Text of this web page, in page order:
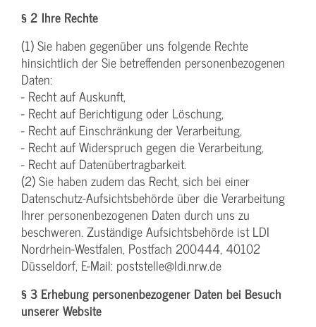
§ 2 Ihre Rechte
(1) Sie haben gegenüber uns folgende Rechte
hinsichtlich der Sie betreffenden personenbezogenen
Daten:
- Recht auf Auskunft,
- Recht auf Berichtigung oder Löschung,
- Recht auf Einschränkung der Verarbeitung,
- Recht auf Widerspruch gegen die Verarbeitung,
- Recht auf Datenübertragbarkeit.
(2) Sie haben zudem das Recht, sich bei einer
Datenschutz-Aufsichtsbehörde über die Verarbeitung
Ihrer personenbezogenen Daten durch uns zu
beschweren. Zuständige Aufsichtsbehörde ist LDI
Nordrhein-Westfalen, Postfach 200444, 40102
Düsseldorf, E-Mail: poststelle@ldi.nrw.de
§ 3 Erhebung personenbezogener Daten bei Besuch
unserer Website